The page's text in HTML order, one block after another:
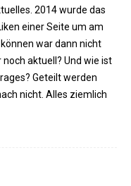
2014 wurde das
einer Seite um am
war dann nicht
aktuell? Und wie ist
Geteilt werden
nicht. Alles ziemlich